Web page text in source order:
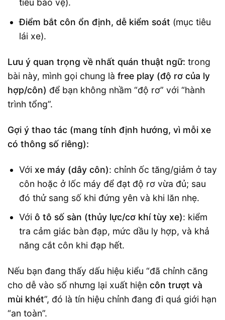
tiêu bảo vệ).
Điểm bắt côn ổn định, dễ kiểm soát (mục tiêu
lái xe).
Lưu ý quan trọng về nhất quán thuật ngữ: trong
bài này, mình gọi chung là free play (độ rơ của ly
hợp/côn) để bạn không nhầm “độ rơ” với “hành
trình tổng”.
Gợi ý thao tác (mang tính định hướng, vì mỗi xe
có thông số riêng):
Với xe máy (dây côn): chỉnh ốc tăng/giảm ở tay
côn hoặc ở lốc máy để đạt độ rơ vừa đủ; sau
đó thử sang số khi đứng yên và khi lăn nhẹ.
Với ô tô số sàn (thủy lực/cơ khí tùy xe): kiểm
tra cảm giác bàn đạp, mức dầu ly hợp, và khả
năng cắt côn khi đạp hết.
Nếu bạn đang thấy dấu hiệu kiểu “đã chỉnh căng
cho dễ vào số nhưng lại xuất hiện côn trượt và
mùi khét”, đó là tín hiệu chỉnh đang đi quá giới hạn
“an toàn”.